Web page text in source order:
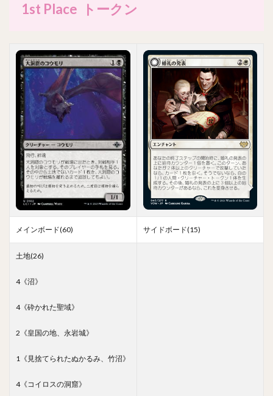
1st Place トークン
メインボード(60) サイドボード(15)
土地(26)
4《沼》
4《砕かれた聖域》
2《皇国の地、永岩城》
1《見捨てられたぬかるみ、竹沼》
4《コイロスの洞窟》